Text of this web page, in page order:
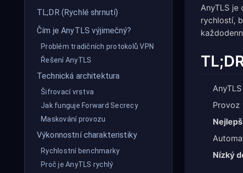
TL;DR (Rychlé shrnutí)
Čím je AnyTLS výjimečný?
Problém tradičních protokolů VPN
Řešení AnyTLS
Technická architektura
Šifrovací vrstva
Jak funguje Forward Secrecy
Maskování provozu
Výkonnostní charakteristiky
Rychlostní benchmarky
Proč je AnyTLS rychlý
AnyTLS
rychlostí,
Provoz
Nízký